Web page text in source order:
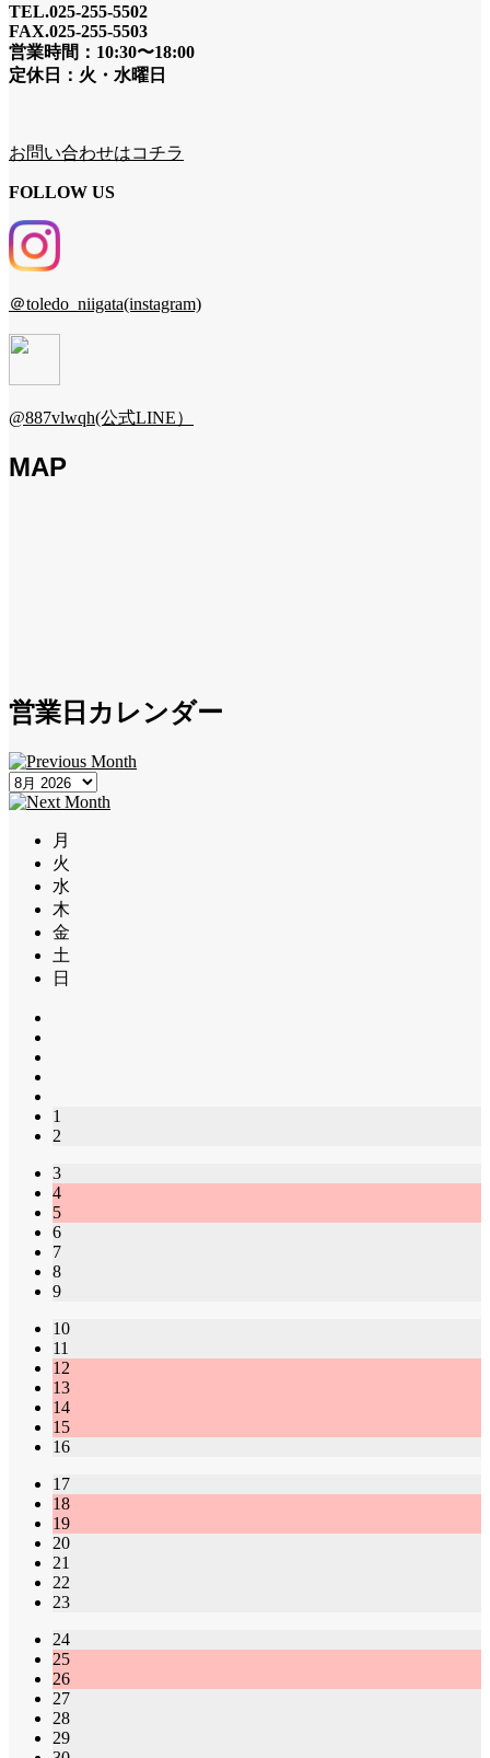
TEL.025-255-5502
FAX.025-255-5503
営業時間：10:30〜18:00
定休日：火・水曜日
お問い合わせはコチラ
FOLLOW US
＠toledo_niigata(instagram)
@887vlwqh(公式LINE）
MAP
営業日カレンダー
月
火
水
木
金
土
日
1
2
3
4
5
6
7
8
9
10
11
12
13
14
15
16
17
18
19
20
21
22
23
24
25
26
27
28
29